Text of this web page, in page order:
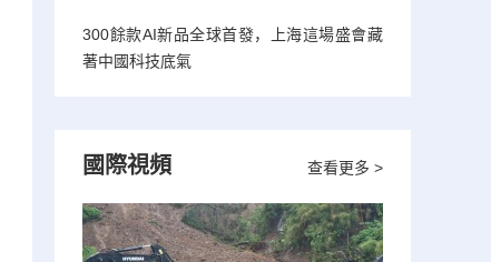
300餘款AI新品全球首發，上海這場盛會藏
著中國科技底氣
查看更多 >
國際視頻